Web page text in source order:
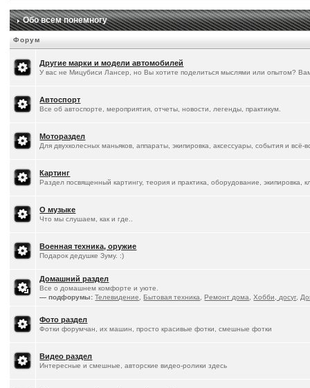
Обо всем понемногу
Форум
Другие марки и модели автомобилей
У вас не Мицубиси Лансер, но Вы хотите поделиться мыслями или опытом?
Автоспорт
Все об автоспорте, мероприятия, отчеты, новости, легенды, практикум.
Мотораздел
Для двухколесных маньяков, аппараты, экипировка, аксессуары, события и
Картинг
Раздел посвященный картингу, теория и практика, оборудование, экипировка,
О музыке
Что мы слушаем, как и где..
Военная техника, оружие
Подарок дедушке Зуму. :)
Домашний раздел
Все о домашнем комфорте и уюте.
— подфорумы: Телевидение ,Бытовая техника ,Ремонт дома ,Хобби, досуг,
Фото раздел
Фотки форумчан, их машин, просто красивые фотки, смешные фотки
Видео раздел
Интересные и смешные, авторские видео-ролики здесь